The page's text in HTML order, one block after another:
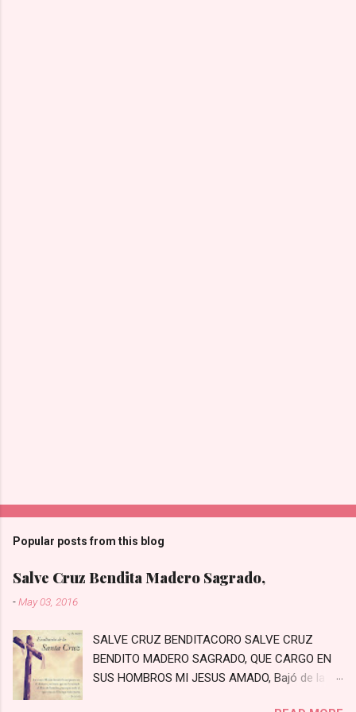
Popular posts from this blog
Salve Cruz Bendita Madero Sagrado,
-May 03, 2016
SALVE CRUZ BENDITACORO SALVE CRUZ
BENDITO MADERO SAGRADO, QUE CARGO EN
SUS HOMBROS MI JESUS AMADO, Bajó de la